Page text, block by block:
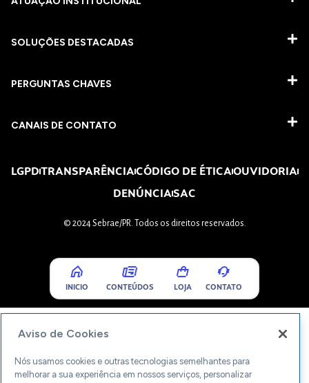
SOLUÇÕES DESTACADAS
PERGUNTAS CHAVES​
CANAIS DE CONTATO
LGPDTRANSPARÊNCIACÓDIGO DE ÉTICAOUVIDORIA
DENÚNCIASAC
© 2024 Sebrae/PR. Todos os direitos reservados.
INICIO CONTEÚDOS LOJA CONTATO
Aviso de Cookies
Nós usamos cookies e outras tecnologias semelhantes para
melhorar a sua experiência em nossos serviços, personalizar